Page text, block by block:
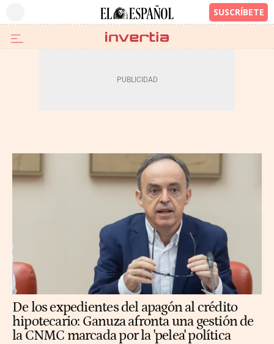
De los expedientes del apagón al crédito
hipotecario: Ganuza afronta una gestión de
la CNMC marcada por la 'pelea' política